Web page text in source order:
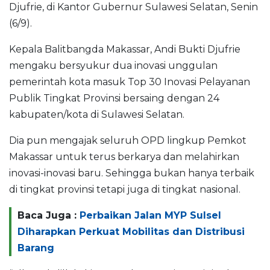
Djufrie, di Kantor Gubernur Sulawesi Selatan, Senin
(6/9).
Kepala Balitbangda Makassar, Andi Bukti Djufrie
mengaku bersyukur dua inovasi unggulan
pemerintah kota masuk Top 30 Inovasi Pelayanan
Publik Tingkat Provinsi bersaing dengan 24
kabupaten/kota di Sulawesi Selatan.
Dia pun mengajak seluruh OPD lingkup Pemkot
Makassar untuk terus berkarya dan melahirkan
inovasi-inovasi baru. Sehingga bukan hanya terbaik
di tingkat provinsi tetapi juga di tingkat nasional.
Baca Juga : Perbaikan Jalan MYP Sulsel
Diharapkan Perkuat Mobilitas dan Distribusi
Barang